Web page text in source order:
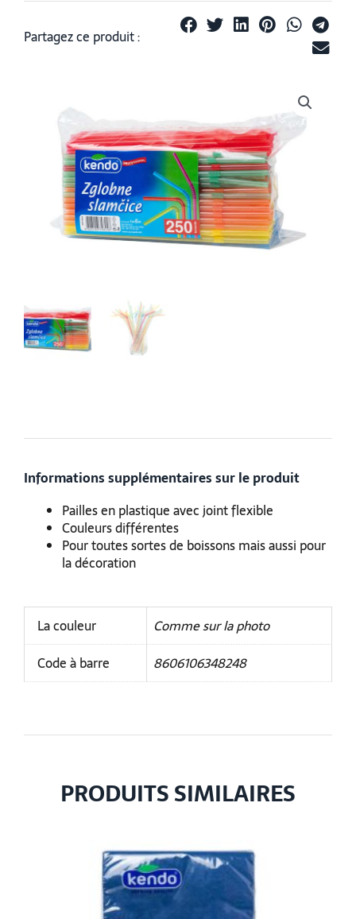
Partagez ce produit :
Informations supplémentaires sur le produit
Pailles en plastique avec joint flexible
Couleurs différentes
Pour toutes sortes de boissons mais aussi pour
la décoration
La couleur
Comme sur la photo
Code à barre
8606106348248
PRODUITS SIMILAIRES